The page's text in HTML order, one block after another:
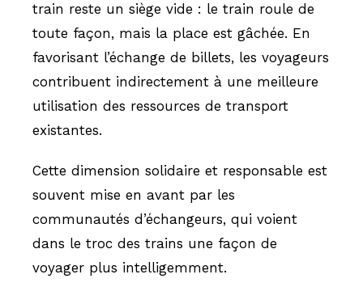
train reste un siège vide : le train roule de
toute façon, mais la place est gâchée. En
favorisant l’échange de billets, les voyageurs
contribuent indirectement à une meilleure
utilisation des ressources de transport
existantes.
Cette dimension solidaire et responsable est
souvent mise en avant par les
communautés d’échangeurs, qui voient
dans le troc des trains une façon de
voyager plus intelligemment.